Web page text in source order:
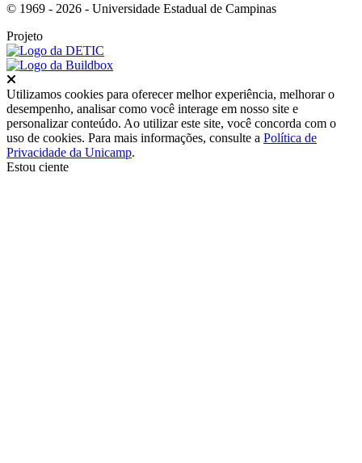
© 1969 - 2026 - Universidade Estadual de Campinas
Projeto
Utilizamos cookies para oferecer melhor experiência, melhorar o
desempenho, analisar como você interage em nosso site e
personalizar conteúdo. Ao utilizar este site, você concorda com o
uso de cookies. Para mais informações, consulte a Política de
Privacidade da Unicamp.
Estou ciente